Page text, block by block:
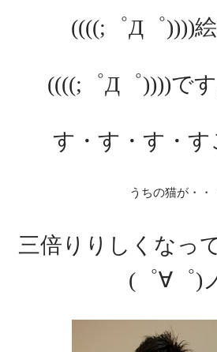
((((;゜Д゜))))絵
((((;゜Д゜))))です
す・す・す・す
うちの猫が・・
三倍りりしくなっ
(゜∀゜)